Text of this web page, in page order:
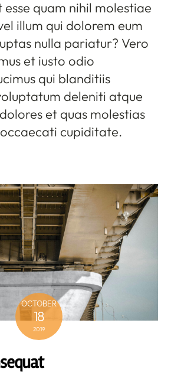
quam nihil molestiae
illum qui dolorem eum
nulla pariatur? Vero
et iusto odio
qui blanditiis
deleniti atque
et quas molestias
cupiditate.
OCTOBER
18
2019